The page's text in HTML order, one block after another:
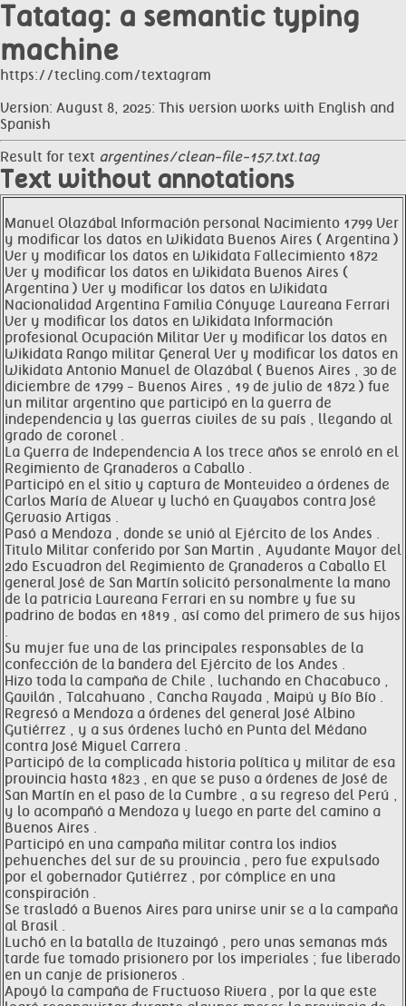
Tatatag: a semantic typing
machine
https://tecling.com/textagram
Version: August 8, 2025: This version works with English and
Spanish
Result for text argentines/clean-file-157.txt.tag
Text without annotations
Manuel Olazábal Información personal Nacimiento 1799 Ver
y modificar los datos en Wikidata Buenos Aires ( Argentina )
Ver y modificar los datos en Wikidata Fallecimiento 1872
Ver y modificar los datos en Wikidata Buenos Aires (
Argentina ) Ver y modificar los datos en Wikidata
Nacionalidad Argentina Familia Cónyuge Laureana Ferrari
Ver y modificar los datos en Wikidata Información
profesional Ocupación Militar Ver y modificar los datos en
Wikidata Rango militar General Ver y modificar los datos en
Wikidata Antonio Manuel de Olazábal ( Buenos Aires , 30 de
diciembre de 1799 - Buenos Aires , 19 de julio de 1872 ) fue
un militar argentino que participó en la guerra de
independencia y las guerras civiles de su país , llegando al
grado de coronel .
La Guerra de Independencia A los trece años se enroló en el
Regimiento de Granaderos a Caballo .
Participó en el sitio y captura de Montevideo a órdenes de
Carlos María de Alvear y luchó en Guayabos contra José
Gervasio Artigas .
Pasó a Mendoza , donde se unió al Ejército de los Andes .
Titulo Militar conferido por San Martin , Ayudante Mayor del
2do Escuadron del Regimiento de Granaderos a Caballo El
general José de San Martín solicitó personalmente la mano
de la patricia Laureana Ferrari en su nombre y fue su
padrino de bodas en 1819 , así como del primero de sus hijos
.
Su mujer fue una de las principales responsables de la
confección de la bandera del Ejército de los Andes .
Hizo toda la campaña de Chile , luchando en Chacabuco ,
Gavilán , Talcahuano , Cancha Rayada , Maipú y Bío Bío .
Regresó a Mendoza a órdenes del general José Albino
Gutiérrez , y a sus órdenes luchó en Punta del Médano
contra José Miguel Carrera .
Participó de la complicada historia política y militar de esa
provincia hasta 1823 , en que se puso a órdenes de José de
San Martín en el paso de la Cumbre , a su regreso del Perú ,
y lo acompañó a Mendoza y luego en parte del camino a
Buenos Aires .
Participó en una campaña militar contra los indios
pehuenches del sur de su provincia , pero fue expulsado
por el gobernador Gutiérrez , por cómplice en una
conspiración .
Se trasladó a Buenos Aires para unirse unir se a la campaña
al Brasil .
Luchó en la batalla de Ituzaingó , pero unas semanas más
tarde fue tomado prisionero por los imperiales ; fue liberado
en un canje de prisioneros .
Apoyó la campaña de Fructuoso Rivera , por la que este